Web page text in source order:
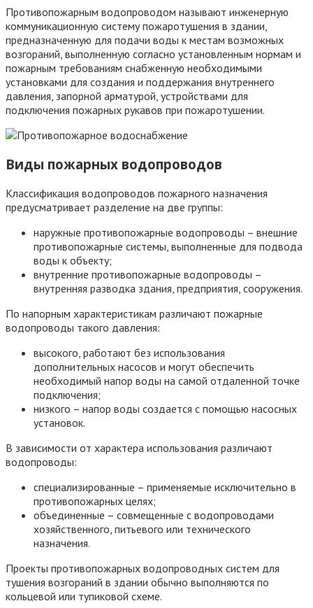
Противопожарным водопроводом называют инженерную
коммуникационную систему пожаротушения в здании,
предназначенную для подачи воды к местам возможных
возгораний, выполненную согласно установленным нормам и
пожарным требованиям снабженную необходимыми
установками для создания и поддержания внутреннего
давления, запорной арматурой, устройствами для
подключения пожарных рукавов при пожаротушении.
Виды пожарных водопроводов
Классификация водопроводов пожарного назначения
предусматривает разделение на две группы:
наружные противопожарные водопроводы – внешние
противопожарные системы, выполненные для подвода
воды к объекту;
внутренние противопожарные водопроводы –
внутренняя разводка здания, предприятия, сооружения.
По напорным характеристикам различают пожарные
водопроводы такого давления:
высокого, работают без использования
дополнительных насосов и могут обеспечить
необходимый напор воды на самой отдаленной точке
подключения;
низкого – напор воды создается с помощью насосных
установок.
В зависимости от характера использования различают
водопроводы:
специализированные – применяемые исключительно в
противопожарных целях;
объединенные – совмещенные с водопроводами
хозяйственного, питьевого или технического
назначения.
Проекты противопожарных водопроводных систем для
тушения возгораний в здании обычно выполняются по
кольцевой или тупиковой схеме.